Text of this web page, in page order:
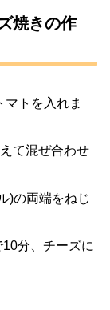
焼きの作
トを入れま
て混ぜ合わせ
)の両端をねじ
分、チーズに